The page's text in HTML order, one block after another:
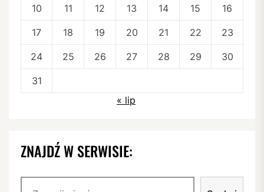
10 11 12 13 14 15 16
17 18 19 20 21 22 23
24 25 26 27 28 29 30
31
« lip
ZNAJDŹ W SERWISIE: